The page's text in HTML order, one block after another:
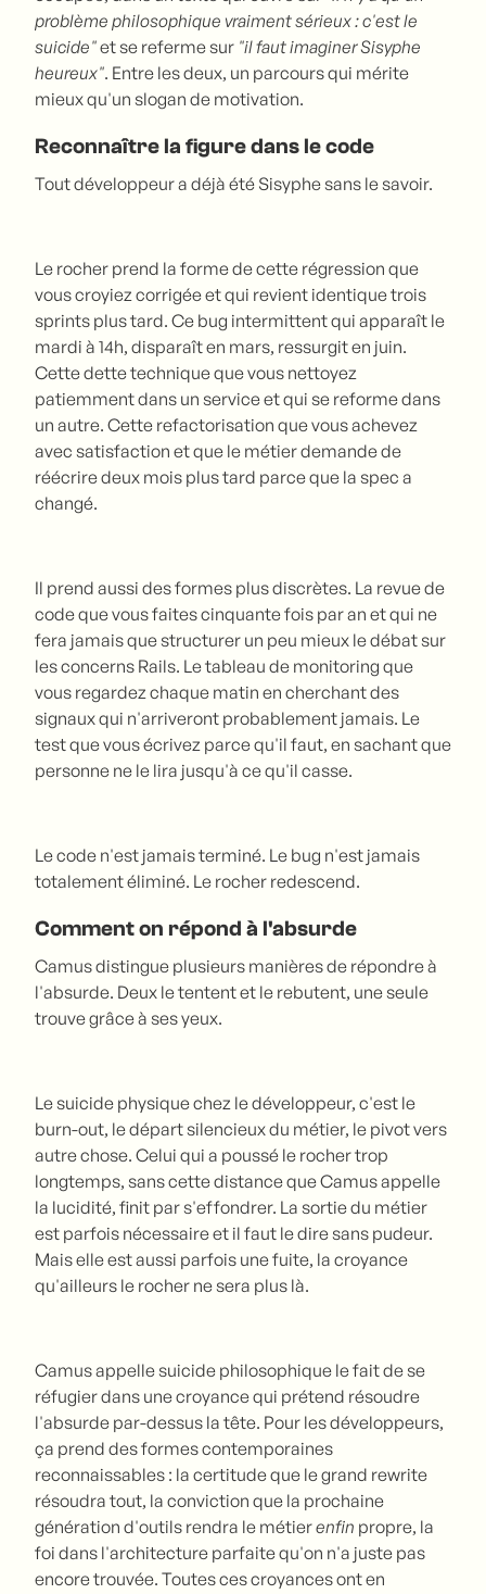
problème philosophique vraiment sérieux : c'est le
suicide"et se referme sur "il faut imaginer Sisyphe
heureux". Entre les deux, un parcours qui mérite
mieux qu'un slogan de motivation.
Reconnaître la figure dans le code
Tout développeur a déjà été Sisyphe sans le savoir.
Le rocher prend la forme de cette régression que
vous croyiez corrigée et qui revient identique trois
sprints plus tard. Ce bug intermittent qui apparaît le
mardi à 14h, disparaît en mars, ressurgit en juin.
Cette dette technique que vous nettoyez
patiemment dans un service et qui se reforme dans
un autre. Cette refactorisation que vous achevez
avec satisfaction et que le métier demande de
réécrire deux mois plus tard parce que la spec a
changé.
Il prend aussi des formes plus discrètes. La revue de
code que vous faites cinquante fois par an et qui ne
fera jamais que structurer un peu mieux le débat sur
les concerns Rails. Le tableau de monitoring que
vous regardez chaque matin en cherchant des
signaux qui n'arriveront probablement jamais. Le
test que vous écrivez parce qu'il faut, en sachant que
personne ne le lira jusqu'à ce qu'il casse.
Le code n'est jamais terminé. Le bug n'est jamais
totalement éliminé. Le rocher redescend.
Comment on répond à l'absurde
Camus distingue plusieurs manières de répondre à
l'absurde. Deux le tentent et le rebutent, une seule
trouve grâce à ses yeux.
Le suicide physique chez le développeur, c'est le
burn-out, le départ silencieux du métier, le pivot vers
autre chose. Celui qui a poussé le rocher trop
longtemps, sans cette distance que Camus appelle
la lucidité, finit par s'effondrer. La sortie du métier
est parfois nécessaire et il faut le dire sans pudeur.
Mais elle est aussi parfois une fuite, la croyance
qu'ailleurs le rocher ne sera plus là.
Camus appelle suicide philosophique le fait de se
réfugier dans une croyance qui prétend résoudre
l'absurde par-dessus la tête. Pour les développeurs,
ça prend des formes contemporaines
reconnaissables : la certitude que le grand rewrite
résoudra tout, la conviction que la prochaine
génération d'outils rendra le métierenfin propre, la
foi dans l'architecture parfaite qu'on n'a juste pas
encore trouvée. Toutes ces croyances ont en